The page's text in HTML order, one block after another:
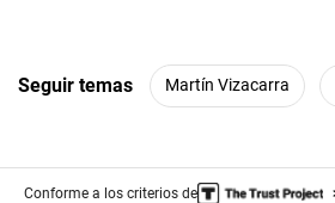
Seguir temas Martín Vizacarra
Conforme a los criterios de